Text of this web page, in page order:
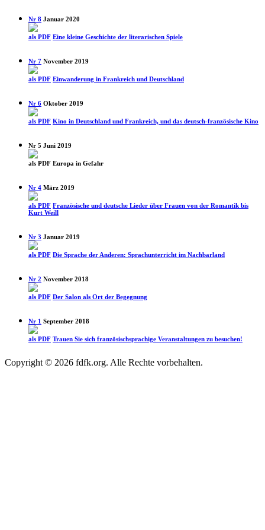
Nr 8 Januar 2020
als PDF Eine kleine Geschichte der literarischen Spiele
Nr 7 November 2019
als PDF Einwanderung in Frankreich und Deutschland
Nr 6 Oktober 2019
als PDF Kino in Deutschland und Frankreich, und das deutsch-französische Kino
Nr 5 Juni 2019
als PDF Europa in Gefahr
Nr 4 März 2019
als PDF Französische und deutsche Lieder über Frauen von der Romantik bis
Kurt Weill
Nr 3 Januar 2019
als PDF Die Sprache der Anderen: Sprach­unterricht im Nachbarland
Nr 2 November 2018
als PDF Der Salon als Ort der Begegnung
Nr 1 September 2018
als PDF Trauen Sie sich französisch­sprachige Veranstalt­ungen zu besuchen!
Copyright © 2026 fdfk.org. Alle Rechte vorbehalten.